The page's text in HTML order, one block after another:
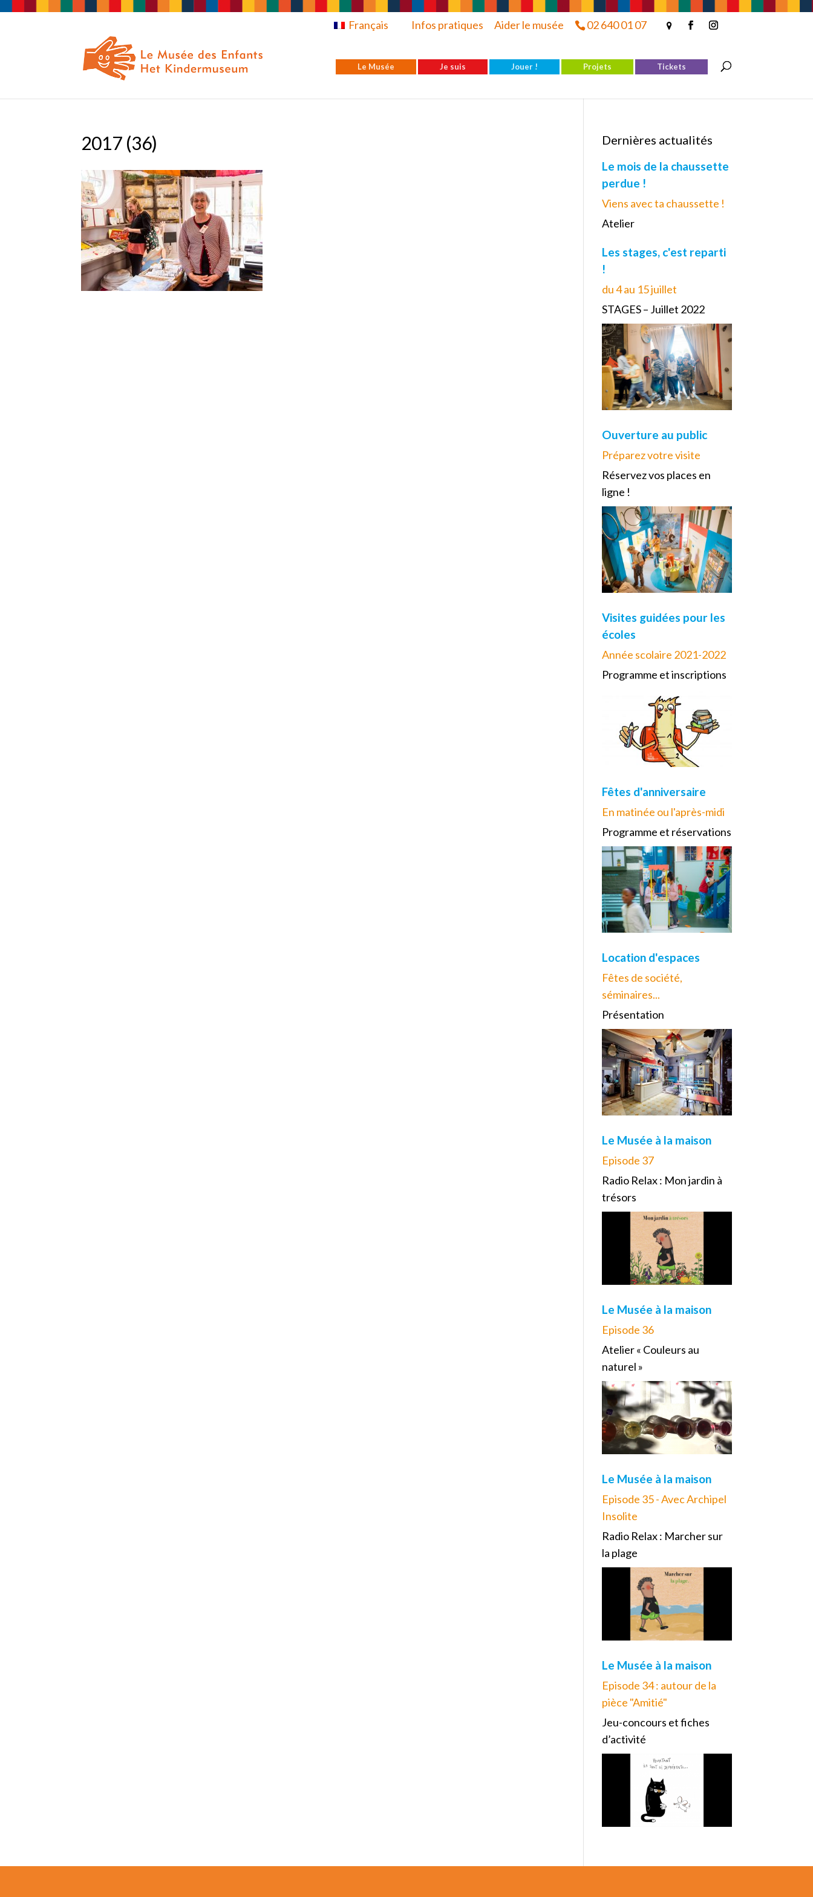
02 640 01 07
Français Infos pratiques Aider le musée
Le Musée Je suis Jouer ! Projets Tickets
2017 (36) Dernières actualités
Le mois de la chaussette
perdue !
Viens avec ta chaussette !
Atelier
Les stages, c'est reparti
!
du 4 au 15 juillet
STAGES – Juillet 2022
Ouverture au public
Préparez votre visite
Réservez vos places en
ligne !
Visites guidées pour les
écoles
Année scolaire 2021-2022
Programme et inscriptions
Fêtes d'anniversaire
En matinée ou l'après-midi
Programme et réservations
Location d'espaces
Fêtes de société,
séminaires...
Présentation
Le Musée à la maison
Episode 37
Radio Relax : Mon jardin à
trésors
Le Musée à la maison
Episode 36
Atelier « Couleurs au
naturel »
Le Musée à la maison
Episode 35 - Avec Archipel
Insolite
Radio Relax : Marcher sur
la plage
Le Musée à la maison
Episode 34 : autour de la
pièce "Amitié"
Jeu-concours et fiches
d’activité